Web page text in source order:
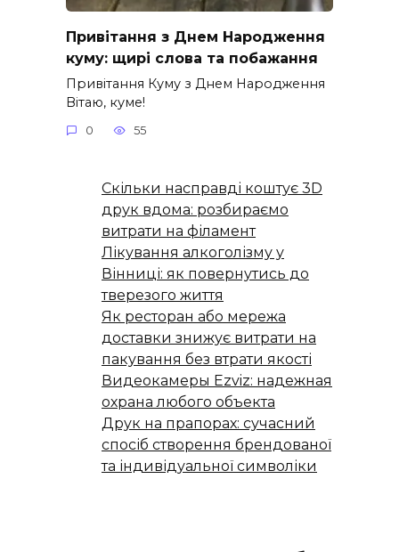
Привітання з Днем Народження
куму: щирі слова та побажання
Привітання Куму з Днем Народження
Вітаю, куме!
0 55
Скільки насправді коштує 3D
друк вдома: розбираємо
витрати на філамент
Лікування алкоголізму у
Вінниці: як повернутись до
тверезого життя
Як ресторан або мережа
доставки знижує витрати на
пакування без втрати якості
Видеокамеры Ezviz: надежная
охрана любого объекта
Друк на прапорах: сучасний
спосіб створення брендованої
та індивідуальної символіки